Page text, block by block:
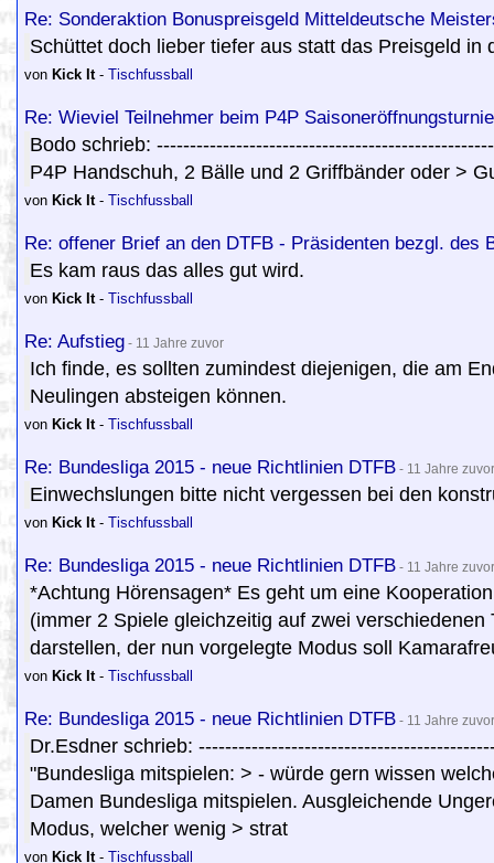
Re: Sonderaktion Bonuspreisgeld Mitteldeutsche
Schüttet doch lieber tiefer aus statt das Preisgeld
von Kick It- Tischfussball
Re: Wieviel Teilnehmer beim P4P
Bodo schrieb:
P4P Handschuh, 2 Bälle und 2 Griffbänder oder >
von Kick It- Tischfussball
Re: offener Brief an den DTFB - Präsidenten bezgl. des
Es kam raus das alles gut wird.
von Kick It- Tischfussball
Re: Aufstieg - 11 Jahre zuvor
Ich finde, es sollten zumindest diejenigen, die am
Neulingen absteigen können.
von Kick It- Tischfussball
Re: Bundesliga 2015 - neue Richtlinien DTFB - 11 Jahre zuvor
Einwechslungen bitte nicht vergessen bei den
von Kick It- Tischfussball
Re: Bundesliga 2015 - neue Richtlinien DTFB - 11 Jahre zuvor
*Achtung Hörensagen* Es geht um eine
(immer 2 Spiele gleichzeitig auf zwei
darstellen, der nun vorgelegte Modus soll
von Kick It- Tischfussball
Re: Bundesliga 2015 - neue Richtlinien DTFB - 11 Jahre zuvor
Dr.Esdner schrieb:
"Bundesliga mitspielen: > - würde gern wissen
Damen Bundesliga mitspielen. Ausgleichende
Modus, welcher wenig > strat
von Kick It- Tischfussball